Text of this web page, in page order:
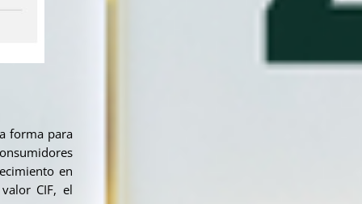
forma para
en
CIF, el